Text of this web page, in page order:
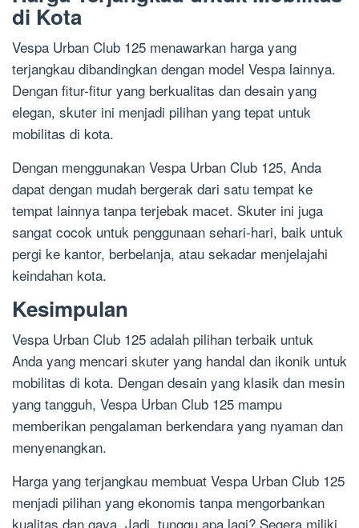
di Kota
Vespa Urban Club 125 menawarkan harga yang
terjangkau dibandingkan dengan model Vespa lainnya.
Dengan fitur-fitur yang berkualitas dan desain yang
elegan, skuter ini menjadi pilihan yang tepat untuk
mobilitas di kota.
Dengan menggunakan Vespa Urban Club 125, Anda
dapat dengan mudah bergerak dari satu tempat ke
tempat lainnya tanpa terjebak macet. Skuter ini juga
sangat cocok untuk penggunaan sehari-hari, baik untuk
pergi ke kantor, berbelanja, atau sekadar menjelajahi
keindahan kota.
Kesimpulan
Vespa Urban Club 125 adalah pilihan terbaik untuk
Anda yang mencari skuter yang handal dan ikonik untuk
mobilitas di kota. Dengan desain yang klasik dan mesin
yang tangguh, Vespa Urban Club 125 mampu
memberikan pengalaman berkendara yang nyaman dan
menyenangkan.
Harga yang terjangkau membuat Vespa Urban Club 125
menjadi pilihan yang ekonomis tanpa mengorbankan
kualitas dan gaya. Jadi, tunggu apa lagi? Segera miliki